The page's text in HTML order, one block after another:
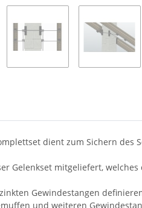
dient zum Sichern des
Gelenkset mitgeliefert,
Gewindestangen
und weiteren